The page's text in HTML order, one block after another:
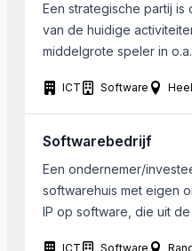
Een strategische partij
van de huidige
middelgrote speler in
zal een nieuw platform
Zodoende gaat de
bedrijf. De klantenkring
ICT Software
Softwarebedrijf
Een ondernemer/
softwarehuis met eigen
IP op software, die uit
ICT Software